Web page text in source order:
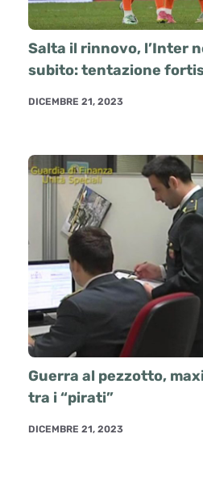
Salta il rinnovo, l’Inter
subito: tentazione
DICEMBRE 21, 2023
Guerra al pezzotto,
tra i “pirati”
DICEMBRE 21, 2023